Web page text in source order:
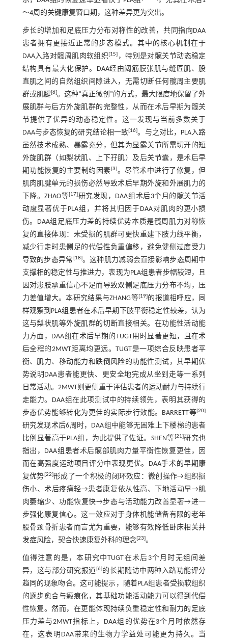
～4周的关键康复窗口期，这种差异更为突出。
步长的增加和足底压力分布对称性的改善，共同指向DAA
患者拥有更接近正常的步态模式。其中的核心机制在于
DAA入路对髋周肌肉软组织[15] ，特别是对髋关节动态稳定
结构具有最大化保护。DAA经由阔筋膜张肌与缝匠肌、股
直肌之间的自然组织间隙进入，无需切断任何髋周主要肌
群或肌腱[6]。这种“真正微创”的方式，最大限度地保留了外
展肌群与后方外旋肌群的完整性，从而在术后早期为髋关
节提供了优异的动态稳定性。这一发现与当前多数关于
DAA与步态恢复的研究结论相一致[16]。与之对比，PLA入路
虽然技术成熟、暴露充分，但其为显露关节所需切开的短
外旋肌群（如梨状肌、上下孖肌）及后关节囊，是术后早
期功能恢复的主要制约因素[3]。尽管术中进行了修复，但
肌肉肌腱单元的损伤必然导致术后早期外旋和外展肌力的
下降。ZHAO等[17]研究发现，DAA组术后3个月的髋关节活
动度显著优于PLA组，并将其归因于DAA对肌肉的更小损
伤。DAA组足底压力差的持续优势本质是髋周肌力对称恢
复的直接体现：未受损的肌群可更快重建下肢力线平衡，
减少行走时患侧足的代偿性负重偏移，避免健侧过度受力
导致的步态异常 [18]。这种肌力减弱会直接影响步态周期中
支撑相的稳定性与推进力，表现为PLA组患者步幅较短，且
因对患肢承重信心不足而导致双侧足底压力分布不均，压
力差值增大。本研究结果与ZHANG等[19]的报道相呼应，同
样观察到PLA组患者在术后早期下肢平衡稳定性较差，认为
这与梨状肌等外旋肌群的切断直接相关。在功能性活动能
力方面，DAA组在术后早期的TUGT用时显著更短，且在术
后全程的2MWT距离均更远。TUGT是一项综合反映患者平
衡、肌力、移动能力和跌倒风险的功能性测试，其早期优
势说明DAA患者能更快、更安全地完成从坐到走等一系列
日常活动。2MWT则更侧重于评估患者的运动耐力与持续行
走能力。DAA组在此项测试中的持续领先，表明其获得的
步态优势能够转化为更佳的实际步行效能。BARRETT等[20]
研究发现术后6周时，DAA组中能够无困难上下楼梯的患者
比例显著高于PLA组，为此提供了佐证。SHEN等[21]研究也
指出，DAA组患者术后髋部肌肉力量平衡性恢复更佳，因
而在高强度运动项目评分中表现更优。DAA手术的早期康
复优势[22]形成了一个积极的闭环效应：微创操作→组织损
伤小、术后疼痛轻→患者康复依从性高、下地活动早→肌
肉萎缩少、功能恢复快→步态与活动能力改善显著→进一
步强化康复信心。这一效应对于身体机能储备有限的老年
股骨颈骨折患者而言尤为重要，能够有效降低卧床相关并
发症风险，契合快速康复外科的理念[23]。
值得注意的是，本研究中TUGT在术后3个月时无组间差
异，这与部分研究报道 [6]的长期随访中两种入路功能评分
趋同的现象吻合。这可能提示，随着PLA组患者受损软组织
的逐步愈合与瘢痕化，其基础功能活动能力可以得到代偿
性恢复。然而，在更能体现持续负重稳定性和耐力的足底
压力差与2MWT指标上，DAA组的优势在3个月时依然存
在，这表明DAA带来的生物力学益处可能更为持久。当